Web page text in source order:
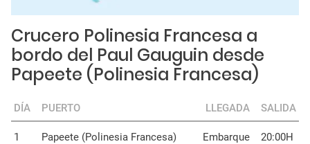
Crucero Polinesia Francesa a
bordo del Paul Gauguin desde
Papeete (Polinesia Francesa)
DÍA PUERTO LLEGADA SALIDA
1 Papeete (Polinesia Francesa) Embarque 20:00H